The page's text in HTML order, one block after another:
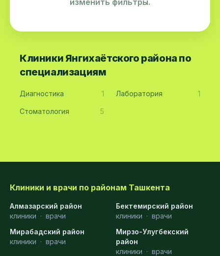
Клиники Янгихаётского района по
специализациям
Диагностика 1 Лаборатория 1
Стоматология 5
Клиники и врачи по районам Ташкента
Алмазарский район
клиники · врачи
Бектемирский район
клиники · врачи
Мирабадский район
клиники · врачи
Мирзо-Улугбекский
район
клиники · врачи